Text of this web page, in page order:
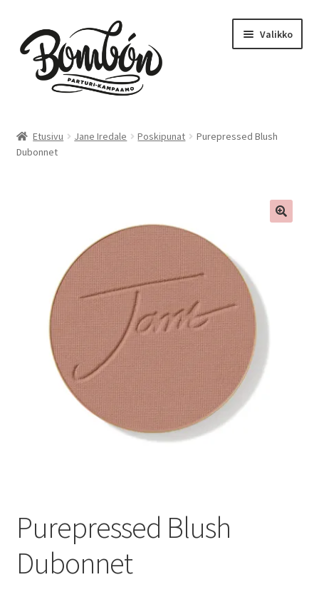
navigointiin
sisältöön
Valikko
Bombón – Tikkurila
Parturi
Hinnasto
Peruutusehdot
Kauneushoitola
Ekokampaamo
Kauppa
Kassa
Etusivu Jane Iredale Poskipunat
Purepressed Blush
Dubonnet
Purepressed Blush
Dubonnet